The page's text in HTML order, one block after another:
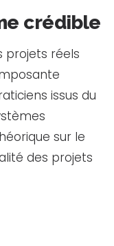
crédible
projets réels
issus du
sur le
des projets